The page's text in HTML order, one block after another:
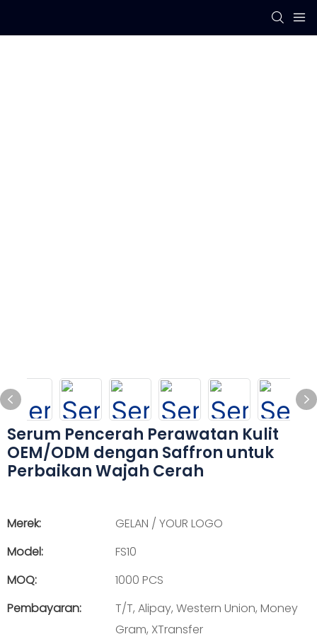
Serum Pencerah Perawatan Kulit
OEM/ODM dengan Saffron untuk
Perbaikan Wajah Cerah
Merek:
GELAN / YOUR LOGO
Model:
FS10
MOQ:
1000 PCS
Pembayaran:
T/T, Alipay, Western Union, Money
Gram, XTransfer